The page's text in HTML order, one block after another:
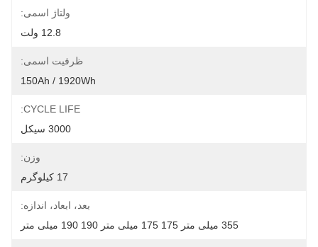
ولتاژ اسمی:
12.8 ولت
ظرفیت اسمی:
150Ah / 1920Wh
CYCLE LIFE:
3000 سیکل
وزن:
17 کیلوگرم
بعد، ابعاد، اندازه:
355 میلی متر 175 175 میلی متر 190 190 میلی متر